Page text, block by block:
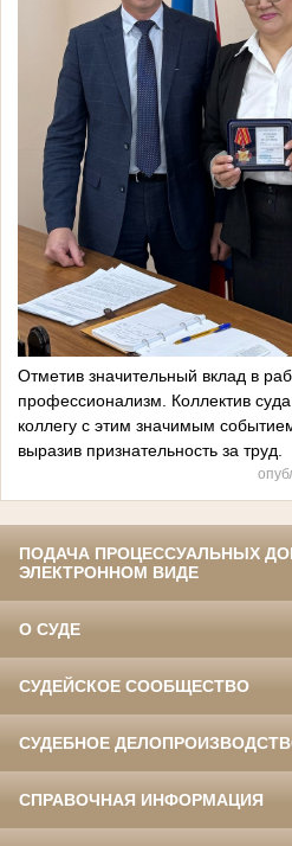
Отметив значительный вклад в
профессионализм. Коллектив
коллегу с этим значимым
выразив признательность за труд.
ПОДАЧА ПРОЦЕССУАЛЬНЫХ
ЭЛЕКТРОННОМ ВИДЕ
О СУДЕ
СУДЕЙСКОЕ СООБЩЕСТВО
СУДЕБНОЕ
СПРАВОЧНАЯ ИНФОРМАЦИЯ